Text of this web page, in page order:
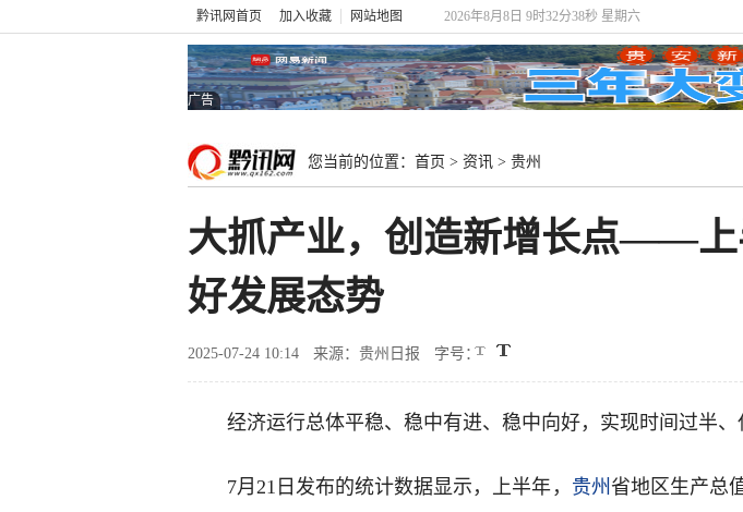
黔讯网首页 加入收藏 网站地图 2026年8月8日 9时32分39秒 星期六
广告
您当前的位置： 首页 > 资讯 > 贵州
大抓产业，创造新增长点——上
好发展态势
2025-07-24 10:14 来源：贵州日报 字号：
经济运行总体平稳、稳中有进、稳中向好，实现时间过半、
7月21日发布的统计数据显示，上半年， 贵州 省地区生产总